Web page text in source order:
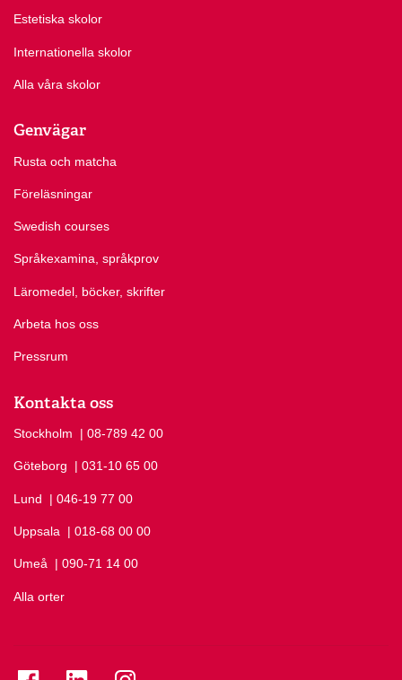
Estetiska skolor
Internationella skolor
Alla våra skolor
Genvägar
Rusta och matcha
Föreläsningar
Swedish courses
Språkexamina, språkprov
Läromedel, böcker, skrifter
Arbeta hos oss
Pressrum
Kontakta oss
Stockholm Ring Stockholm på
| 08-789 42 00
Göteborg Ring Göteborg på
| 031-10 65 00
Lund Ring Lund på
| 046-19 77 00
Uppsala Ring Uppsala på
| 018-68 00 00
Umeå Ring Umeå på
| 090-71 14 00
Alla orter
Se folkuniversitetet på Facebook
Se folkuniversitetet på LinkedIn